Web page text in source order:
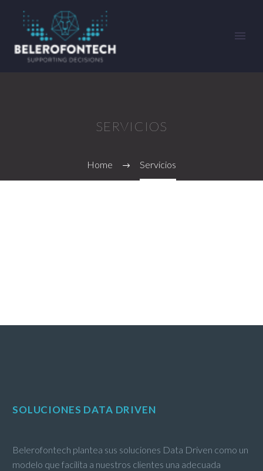
SERVICIOS
Home Servicios
SOLUCIONES DATA DRIVEN
Belerofontech plantea sus soluciones Data Driven como un
modelo que facilita a nuestros clientes una adecuada